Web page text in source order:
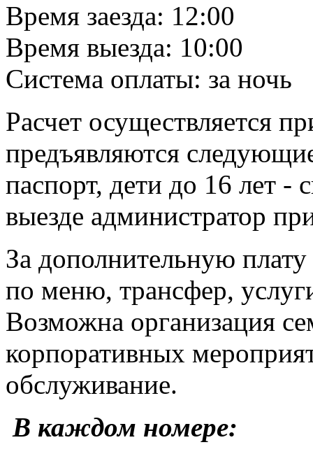
Время заезда: 12:00
Время выезда: 10:00
Система оплаты: за ночь
Расчет осуществляется
предъявляются
паспорт, дети до 16 лет -
выезде администратор
За дополнительную плату
по меню, трансфер,
Возможна организация
корпоративных
обслуживание.
В каждом номере: